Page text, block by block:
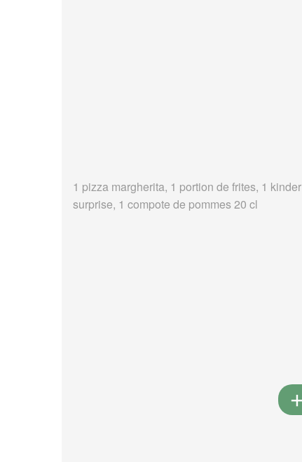
1 pizza margherita, 1 portion de frites, 1 kinder
surprise, 1 compote de pommes 20 cl